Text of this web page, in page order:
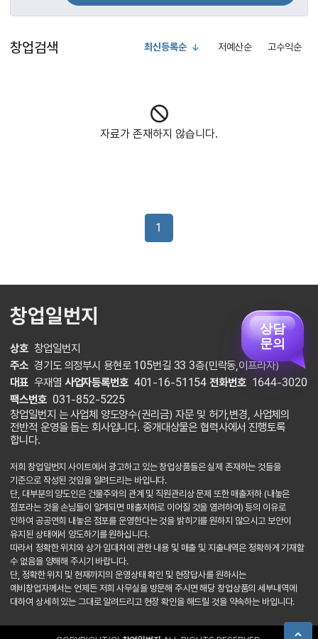
창업검색 최신등록순 저예산순 고수익순
자료가 존재하지 않습니다.
1
창업일번지
상호 창업일번지
주소 경기도 의정부시 용현로 105번길 33 3층(민락동,이프라자)
대표 우재열 사업자등록번호 401-16-51154 전화번호 1644-3020
팩스번호 031-852-5225
창업일번지 는 사업체 양도양수(권리금) 자문 및 허가,변경, 사업체의
전반적 운영을 돕는 회사입니다. 중개대상물은 협력사에서 진행토록
합니다.
저희 창업일번지 사이트에서 광고하고 있는 창업상품들은 실제 존재하는 것들을
기준으로 작성된 것임을 알려드리는 바입니다.
단, 대부분의 양도인은 건물주와의 관계 및 직원관리상 문제 또한 매출저하 (내놓은
점포라는 것을 손님들이 알게되면 매출저하로 이어질 것을 염려하여) 등의 이유로
인하여 공공연희 내놓은 점포를 운영한다는 것을 밝히기를 원하지 않으시고 보안이
유지된 상태에서 양도하기를 원하십니다.
따라서 정확한 위치와 상가 임대차에 관한 내용 및 매출 및 지출내역은 정확하게 기재할
수 없음을 양해해 주시기 바랍니다.
단, 정확한 위치 및 현재까지의 운영상태 확인 및 현장답사를 원하시는
예비창업자께서는 언제든 저희 사무실을 방문해 주시면 해당 창업상품의 세부내역에
대하여 상세히 있는 그대로 알려드리고 현장 확인을 해드릴 것을 약속하는 바입니다.
상담
문의